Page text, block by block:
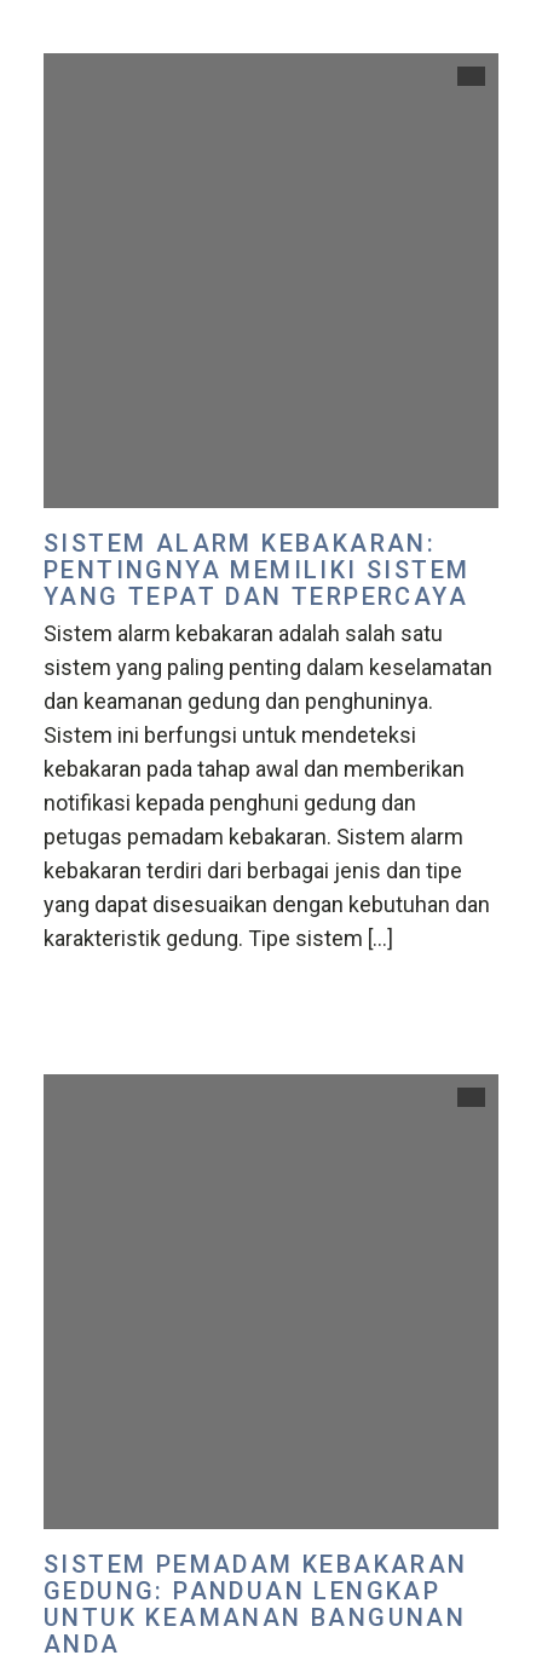
SISTEM ALARM KEBAKARAN:
PENTINGNYA MEMILIKI SISTEM
YANG TEPAT DAN TERPERCAYA
Sistem alarm kebakaran adalah salah satu
sistem yang paling penting dalam keselamatan
dan keamanan gedung dan penghuninya.
Sistem ini berfungsi untuk mendeteksi
kebakaran pada tahap awal dan memberikan
notifikasi kepada penghuni gedung dan
petugas pemadam kebakaran. Sistem alarm
kebakaran terdiri dari berbagai jenis dan tipe
yang dapat disesuaikan dengan kebutuhan dan
karakteristik gedung. Tipe sistem […]
SISTEM PEMADAM KEBAKARAN
GEDUNG: PANDUAN LENGKAP
UNTUK KEAMANAN BANGUNAN
ANDA